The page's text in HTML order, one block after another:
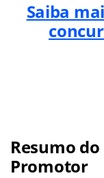
Saiba
Resumo
Promotor